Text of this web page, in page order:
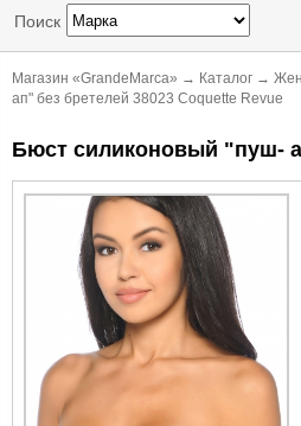
Поиск
Магазин «GrandeMarca» → Каталог →
ап" без бретелей 38023 Coquette Revue
Бюст силиконовый "пуш-